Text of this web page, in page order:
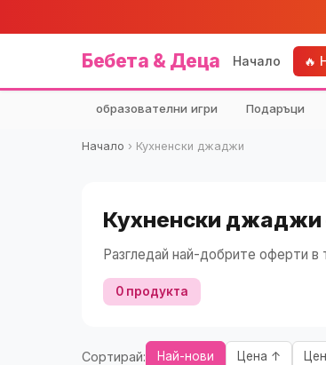
Бебета & Деца Начало 🔥
образователни игри Подаръци
Начало › Кухненски джаджи
Кухненски джаджи
Разгледай най-добрите оферти в
0 продукта
Сортирай: Най-нови Цена ↑